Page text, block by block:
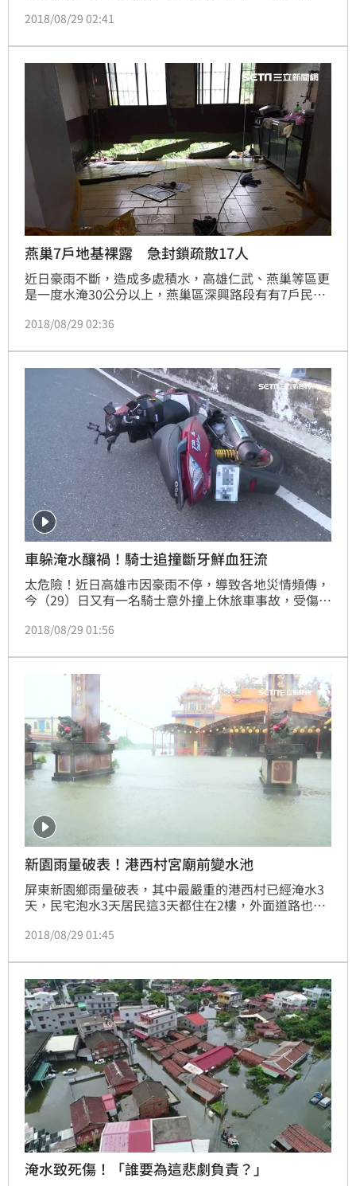
窗沒關，害得椅子、方向盤全是黃泥，車子恐怕得報銷
2018/08/29 02:41
燕巢7戶地基裸露 急封鎖疏散17人
近日豪雨不斷，造成多處積水，高雄仁武、燕巢等區更
是一度水淹30公分以上，燕巢區深興路段有有7戶民宅
地基慘遭掏空，警方緊急封鎖並疏散17名住戶。
2018/08/29 02:36
車躲淹水釀禍！騎士追撞斷牙鮮血狂流
太危險！近日高雄市因豪雨不停，導致各地災情頻傳，
今（29）日又有一名騎士意外撞上休旅車事故，受傷男
所幸最後警方、救護車到場救援，該男也急忙送往醫院
2018/08/29 01:56
新園雨量破表！港西村宮廟前變水池
屏東新園鄉雨量破表，其中最嚴重的港西村已經淹水3
天，民宅泡水3天居民這3天都住在2樓，外面道路也到
就像個大水池一樣，廟方人員都說神明只能自己顧自己
2018/08/29 01:45
淹水致死傷！「誰要為這悲劇負責？」